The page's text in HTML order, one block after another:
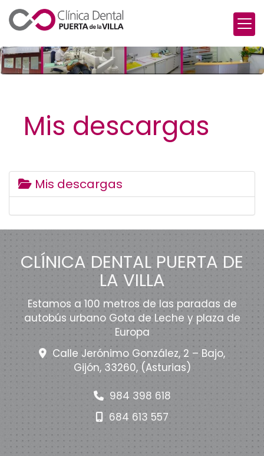
Mis descargas
Mis descargas
CLÍNICA DENTAL PUERTA DE
LA VILLA
Estamos a 100 metros de las paradas de
autobús urbano Gota de Leche y plaza de
Europa
Calle Jerónimo González, 2 – Bajo,
Gijón, 33260,(Asturias)
984 398 618
684 613 557